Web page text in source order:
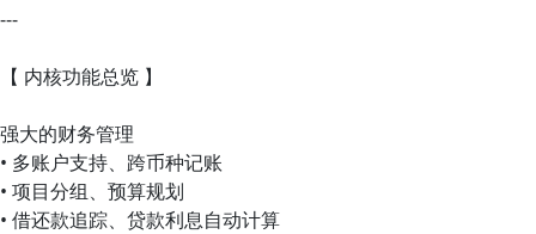
---
【 内核功能总览 】
强大的财务管理
• 多账户支持、跨币种记账
• 项目分组、预算规划
• 借还款追踪、贷款利息自动计算